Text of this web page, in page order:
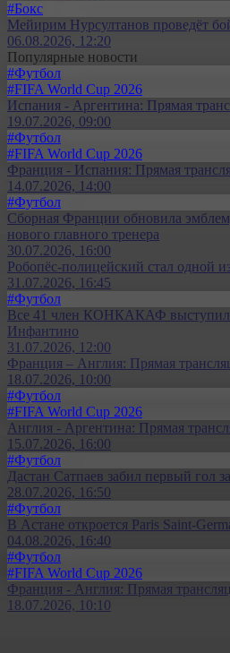
#Бокс
Мейирим Нурсултанов проведёт
06.08.2026, 12:20
Популярные новости
#Футбол
#FIFA World Cup 2026
Испания - Аргентина: Прямая
19.07.2026, 09:00
#Футбол
#FIFA World Cup 2026
Франция - Испания: Прямая
14.07.2026, 14:00
#Футбол
Сборная Франции обновила
нового главного тренера
30.07.2026, 16:00
Робопёс-полицейский стал одной
31.07.2026, 16:45
#Футбол
Все 41 член КОНКАКАФ
Инфантино
31.07.2026, 12:00
Франция – Англия: Прямая
18.07.2026, 10:00
#Футбол
#FIFA World Cup 2026
Англия - Аргентина: Прямая
15.07.2026, 16:00
#Футбол
Дастан Сатпаев забил первый гол
28.07.2026, 16:50
#Футбол
В Астане откроется Paris Saint-
04.08.2026, 16:40
#Футбол
#FIFA World Cup 2026
Франция - Англия: Прямая
18.07.2026, 10:10